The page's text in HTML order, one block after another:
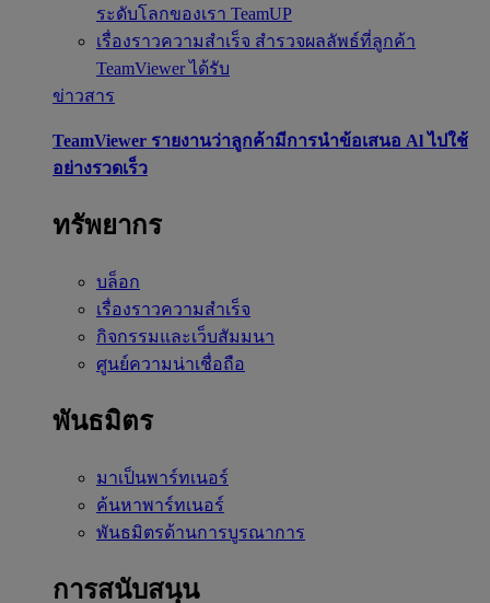
ระดับโลกของเรา TeamUP
เรื่องราวความสำเร็จ สำรวจผลลัพธ์ที่ลูกค้า
TeamViewer ได้รับ
ข่าวสาร
TeamViewer รายงานว่าลูกค้ามีการนำข้อเสนอ Al ไปใช้
อย่างรวดเร็ว
ทรัพยากร
บล็อก
เรื่องราวความสำเร็จ
กิจกรรมและเว็บสัมมนา
ศูนย์ความน่าเชื่อถือ
พันธมิตร
มาเป็นพาร์ทเนอร์
ค้นหาพาร์ทเนอร์
พันธมิตรด้านการบูรณาการ
การสนับสนุน